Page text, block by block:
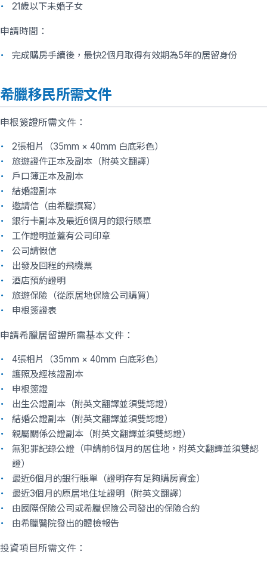
21歲以下未婚子女
申請時間：
完成購房手續後，最快2個月取得有效期為5年的居留身份
希臘移民所需文件
申根簽證所需文件：
2張相片（35mm × 40mm 白底彩色）
旅遊證件正本及副本（附英文翻譯）
戶口簿正本及副本
結婚證副本
邀請信（由希臘撰寫）
銀行卡副本及最近6個月的銀行賬單
工作證明並蓋有公司印章
公司請假信
出發及回程的飛機票
酒店預約證明
旅遊保險（從原居地保險公司購買）
申根簽證表
申請希臘居留證所需基本文件：
4張相片（35mm × 40mm 白底彩色）
護照及經核證副本
申根簽證
出生公證副本（附英文翻譯並須雙認證）
結婚公證副本（附英文翻譯並須雙認證）
親屬關係公證副本（附英文翻譯並須雙認證）
無犯罪記錄公證（申請前6個月的居住地，附英文翻譯並須雙認
證）
最近6個月的銀行賬單（證明存有足夠購房資金）
最近3個月的原居地住址證明（附英文翻譯）
由國際保險公司或希臘保險公司發出的保險合約
由希臘醫院發出的體檢報告
投資項目所需文件：